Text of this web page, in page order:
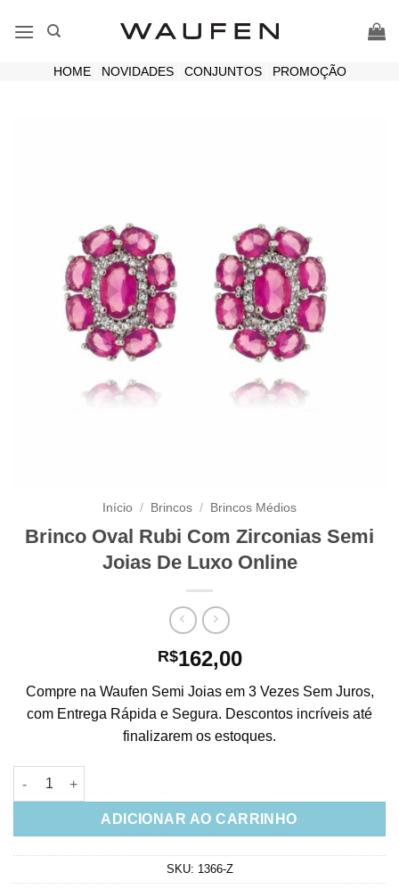
HOME| NOVIDADES| CONJUNTOS| PROMOÇÃO
Início / Brincos / Brincos Médios
Brinco Oval Rubi Com Zirconias Semi
Joias De Luxo Online
R$162,00
Compre na Waufen Semi Joias em 3 Vezes Sem Juros,
com Entrega Rápida e Segura. Descontos incríveis até
finalizarem os estoques.
Brinco Oval Rubi Com Zirconias Semi Joias De Luxo Online
ADICIONAR AO CARRINHO
SKU: 1366-Z